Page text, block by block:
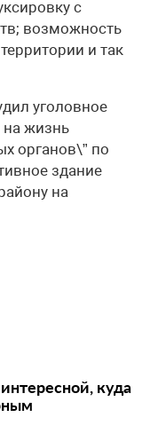
с
возможность
и так
уголовное
на жизнь
органов\” по
здание
на
куда